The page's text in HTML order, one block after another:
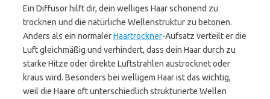
Ein Diffusor hilft dir, dein welliges Haar schonend zu
trocknen und die natürliche Wellenstruktur zu betonen.
Anders als ein normalerHaartrockner-Aufsatz verteilt er die
Luft gleichmäßig und verhindert, dass dein Haar durch zu
starke Hitze oder direkte Luftstrahlen austrocknet oder
kraus wird. Besonders bei welligem Haar ist das wichtig,
weil die Haare oft unterschiedlich strukturierte Wellen